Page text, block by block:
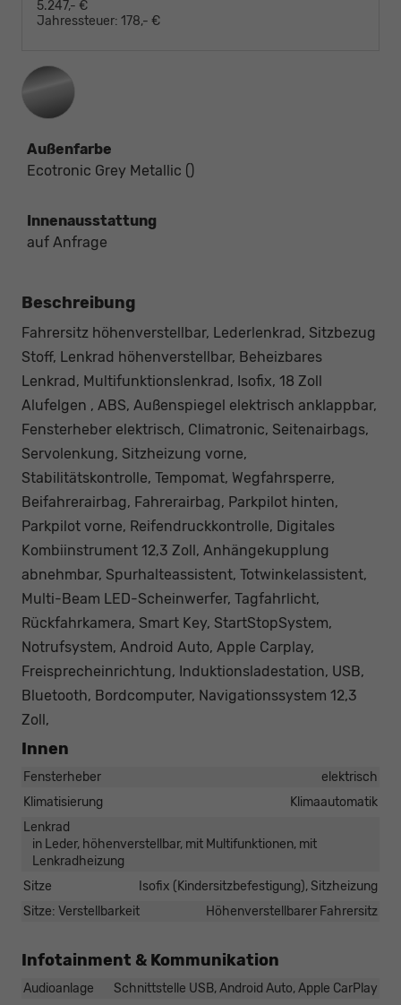
5.247,- €
Jahressteuer: 178,- €
Außenfarbe
Ecotronic Grey Metallic ()
Innenausstattung
auf Anfrage
Beschreibung
Fahrersitz höhenverstellbar, Lederlenkrad, Sitzbezug
Stoff, Lenkrad höhenverstellbar, Beheizbares
Lenkrad, Multifunktionslenkrad, Isofix, 18 Zoll
Alufelgen , ABS, Außenspiegel elektrisch anklappbar,
Fensterheber elektrisch, Climatronic, Seitenairbags,
Servolenkung, Sitzheizung vorne,
Stabilitätskontrolle, Tempomat, Wegfahrsperre,
Beifahrerairbag, Fahrerairbag, Parkpilot hinten,
Parkpilot vorne, Reifendruckkontrolle, Digitales
Kombiinstrument 12,3 Zoll, Anhängekupplung
abnehmbar, Spurhalteassistent, Totwinkelassistent,
Multi-Beam LED-Scheinwerfer, Tagfahrlicht,
Rückfahrkamera, Smart Key, StartStopSystem,
Notrufsystem, Android Auto, Apple Carplay,
Freisprecheinrichtung, Induktionsladestation, USB,
Bluetooth, Bordcomputer, Navigationssystem 12,3
Zoll,
Innen
Fensterheber
elektrisch
Klimatisierung
Klimaautomatik
Lenkrad
in Leder, höhenverstellbar, mit Multifunktionen, mit
Lenkradheizung
Sitze
Isofix (Kindersitzbefestigung), Sitzheizung
Sitze: Verstellbarkeit
Höhenverstellbarer Fahrersitz
Infotainment & Kommunikation
Audioanlage Schnittstelle USB, Android Auto, Apple CarPlay